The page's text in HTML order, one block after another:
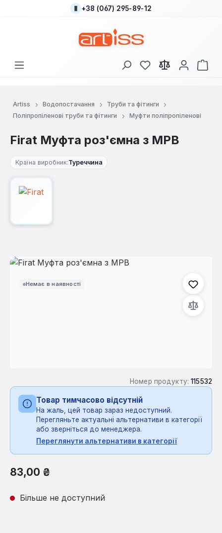
Перейти до основного вмісту
+38 (067) 295-89-12
У вас є 0 у списку
Artiss Водопостачання
Труби та фітинги
Поліпропіленові труби та фітинги
Муфти поліпропіленові
Firat Муфта роз'ємна з МРВ
Країна виробник:Туреччина
Немає в наявності
Пропустити галерею зображень
Номер продукту: 115532
Товар тимчасово відсутній
На жаль, цей товар зараз недоступний.
Перегляньте актуальні альтернативи в категорії
або зверніться до менеджера.
Переглянути альтернативи в категорії
Звичайна ціна:
83,00 ₴
Більше не доступний